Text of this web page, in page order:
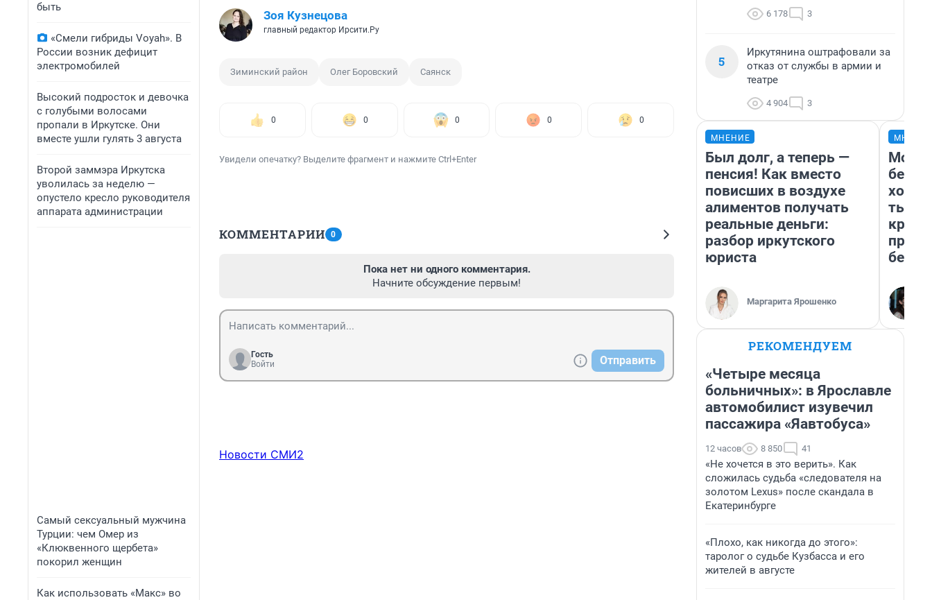
быть
«Смели гибриды Voyah». В
России возник дефицит
электромобилей
Высокий подросток и девочка
с голубыми волосами
пропали в Иркутске. Они
вместе ушли гулять 3 августа
Второй заммэра Иркутска
уволилась за неделю —
опустело кресло руководителя
аппарата администрации
Самый сексуальный мужчина
Турции: чем Омер из
«Клюквенного щербета»
покорил женщин
Как использовать «Макс» во
Зоя Кузнецова
главный редактор Ирсити.Ру
Зиминский район Олег Боровский Саянск
0 0 0 0 0
Увидели опечатку? Выделите фрагмент и нажмите Ctrl+Enter
КОММЕНТАРИИ 0
Пока нет ни одного комментария.
Начните обсуждение первым!
Гость
Войти
Отправить
Новости СМИ2
6 178 3
5
Иркутянина оштрафовали за
отказ от службы в армии и
театре
4 904 3
МНЕНИЕ
Был долг, а теперь —
пенсия! Как вместо
повисших в воздухе
алиментов получать
реальные деньги:
разбор иркутского
юриста
Маргарита Ярошенко
Мой
РЕКОМЕНДУЕМ
«Четыре месяца
больничных»: в Ярославле
автомобилист изувечил
пассажира «Яавтобуса»
12 часов 8 850 41
«Не хочется в это верить». Как
сложилась судьба «следователя на
золотом Lexus» после скандала в
Екатеринбурге
«Плохо, как никогда до этого»:
таролог о судьбе Кузбасса и его
жителей в августе